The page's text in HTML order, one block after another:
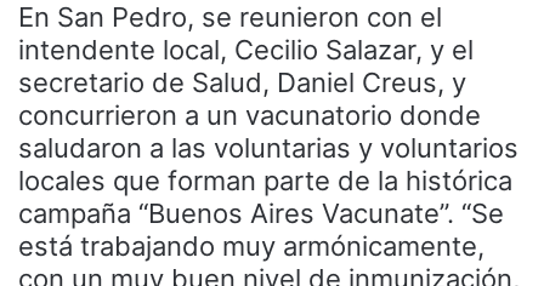
En San Pedro, se reunieron con el
intendente local, Cecilio Salazar, y el
secretario de Salud, Daniel Creus, y
concurrieron a un vacunatorio donde
saludaron a las voluntarias y voluntarios
locales que forman parte de la histórica
campaña “Buenos Aires Vacunate”. “Se
está trabajando muy armónicamente,
con un muy buen nivel de inmunización,